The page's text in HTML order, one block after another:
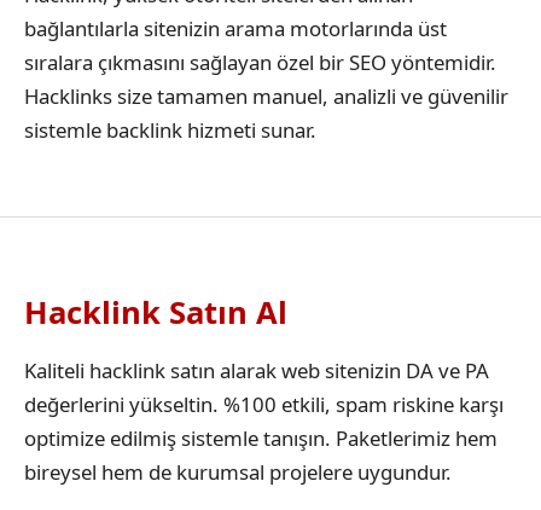
bağlantılarla sitenizin arama motorlarında üst
sıralara çıkmasını sağlayan özel bir SEO yöntemidir.
Hacklinks size tamamen manuel, analizli ve güvenilir
sistemle backlink hizmeti sunar.
Hacklink Satın Al
Kaliteli hacklink satın alarak web sitenizin DA ve PA
değerlerini yükseltin. %100 etkili, spam riskine karşı
optimize edilmiş sistemle tanışın. Paketlerimiz hem
bireysel hem de kurumsal projelere uygundur.